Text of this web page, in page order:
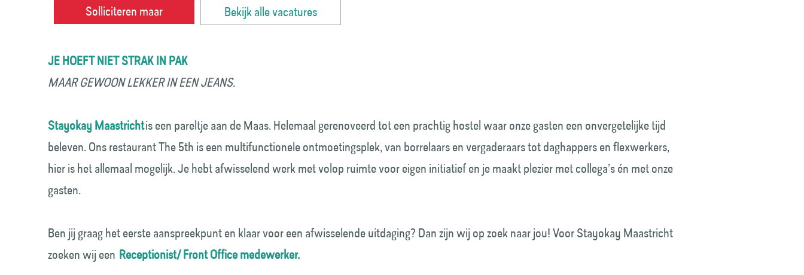
Solliciteren maar Bekijk alle vacatures
JE HOEFT NIET STRAK IN PAK
MAAR GEWOON LEKKER IN EEN JEANS.
Stayokay Maastrichtis een pareltje aan de Maas. Helemaal gerenoveerd tot een prachtig hostel waar onze gasten een onvergetelijke tijd
beleven. Ons restaurant The 5th is een multifunctionele ontmoetingsplek, van borrelaars en vergaderaars tot daghappers en flexwerkers,
hier is het allemaal mogelijk. Je hebt afwisselend werk met volop ruimte voor eigen initiatief en je maakt plezier met collega’s én met onze
gasten.
Ben jij graag het eerste aanspreekpunt en klaar voor een afwisselende uitdaging? Dan zijn wij op zoek naar jou! Voor Stayokay Maastricht
zoeken wij een Receptionist/ Front Office medewerker.